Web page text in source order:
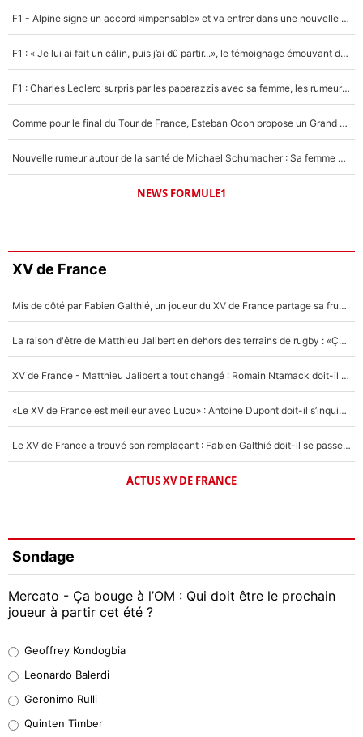
F1 - Alpine signe un accord «impensable» et va entrer dans une nouvelle dimension : Grande nouvelle pour Pierre Gasly !
F1 : « Je lui ai fait un câlin, puis j’ai dû partir...», le témoignage émouvant de Max Verstappen sur sa fille
F1 : Charles Leclerc surpris par les paparazzis avec sa femme, les rumeurs étaient vraies !
Comme pour le final du Tour de France, Esteban Ocon propose un Grand Prix de Formule 1 à Paris : «Autour de l’Arc de Triomphe, ce serait génial» !
Nouvelle rumeur autour de la santé de Michael Schumacher : Sa femme Corinna sort du silence
NEWS FORMULE1
XV de France
Mis de côté par Fabien Galthié, un joueur du XV de France partage sa frustration : «ils ne me l’ont pas dit tout de suite»
La raison d'être de Matthieu Jalibert en dehors des terrains de rugby : «Ça m'atteint autant que si tu touches à un membre de ma famille»
XV de France - Matthieu Jalibert a tout changé : Romain Ntamack doit-il s’inquiéter pour sa place à un an de la Coupe du monde ?
«Le XV de France est meilleur avec Lucu» : Antoine Dupont doit-il s’inquiéter pour sa place ?
Le XV de France a trouvé son remplaçant : Fabien Galthié doit-il se passer d'Antoine Dupont ?
ACTUS XV DE FRANCE
Sondage
Mercato - Ça bouge à l’OM : Qui doit être le prochain
joueur à partir cet été ?
38%
32%
Geoffrey Kondogbia
Leonardo Balerdi
Geronimo Rulli
Quinten Timber